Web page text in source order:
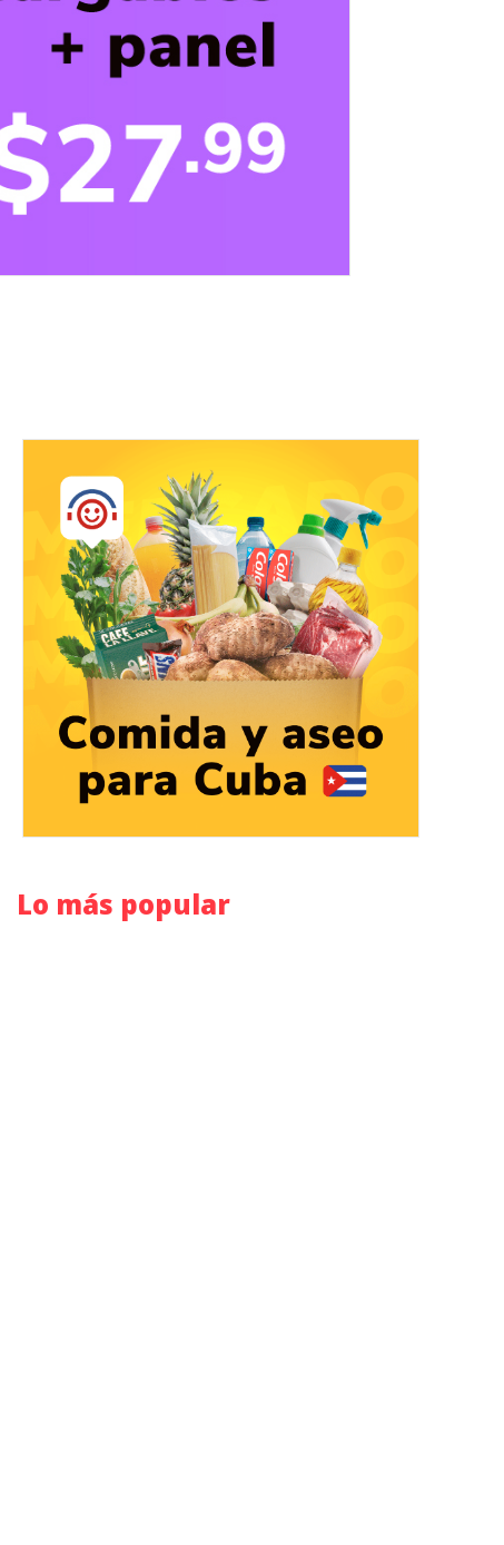
Lo más popular